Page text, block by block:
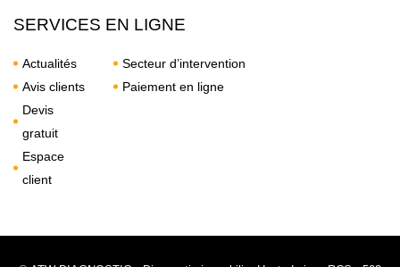
SERVICES EN LIGNE
Actualités
Avis clients
Devis
gratuit
Espace
client
Secteur d’intervention
Paiement en ligne